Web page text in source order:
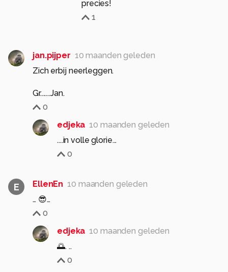
precies!
1
jan.pijper 10 maanden geleden
Zich erbij neerleggen.
Gr.......Jan.
0
edjeka 10 maanden geleden
....in volle glorie...
0
E EllenEn 10 maanden geleden
… 😎…
0
edjeka 10 maanden geleden
🌅. ..
0